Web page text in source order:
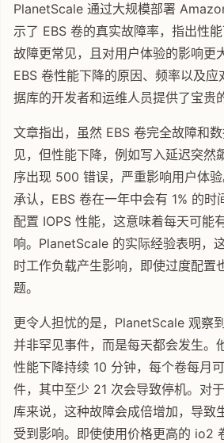
PlanetScale 通过大规模部署
示了 EBS 卷的真实故障率，指出性
故障更常见，且对用户体验的影响更
EBS 卷性能下降的原因、频率以及
据库的开发者和运维人员提供了宝贵
文章指出，虽然 EBS 卷完全故障和
见，但性能下降，例如写入延迟突然
序出现 500 错误，严重影响用户体
承认，EBS 卷在一年中会有 1% 的
配置 IOPS 性能，这意味着每天可能
响。PlanetScale 的实际经验表明，
时工作负载产生影响，即使过度配置
题。
更令人担忧的是，PlanetScale 观察
并非罕见事件，而是每天都会发生。
性能下降持续 10 分钟，每个卷每月
件，其中至少 21 次会导致停机。对
库来说，这种故障会成倍增加，导致
受到影响。即使使用价格更高的 io2